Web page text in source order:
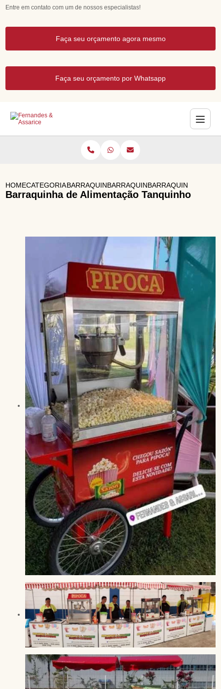
Entre em contato com um de nossos especialistas!
Faça seu orçamento agora mesmo
Faça seu orçamento por Whatsapp
HOMECATEGORIASBARRAQUINHAS PARA EVENTOS
BARRAQUINHA DE PIPOCA
BARRAQUINHA DE
Barraquinha de Alimentação Tanquinho